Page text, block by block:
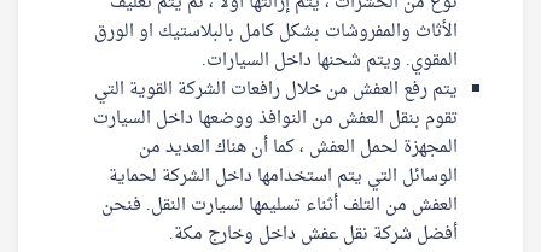
الأثاث والمفروشات بشكل كامل بالبلاستيك او الورق
المقوي. ويتم شحنها داخل السيارات.
يتم رفع العفش من خلال رافعات الشركة القوية التي
تقوم بنقل العفش من النوافذ ووضعها داخل السيارت
المجهزة لحمل العفش ، كما أن هناك العديد من
الوسائل التي يتم استخدامها داخل الشركة لحماية
العفش من التلف أثناء تسليمها لسيارت النقل. فنحن
أفضل شركة نقل عفش داخل وخارج مكة.